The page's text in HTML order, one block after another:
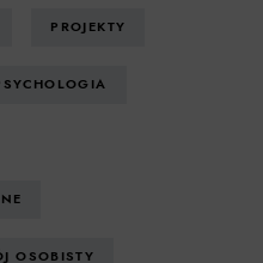
PROJEKTY
OSOBISTY